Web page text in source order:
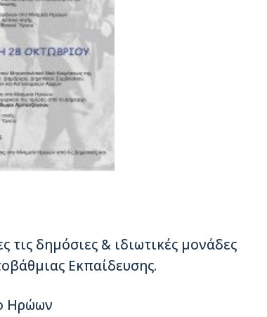
τις δημόσιες & ιδιωτικές μονάδες
Εκπαίδευσης.
Ηρώων